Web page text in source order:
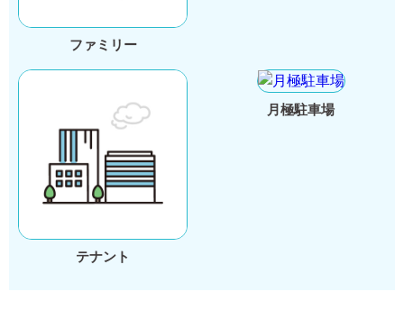
ファミリー
テナント
月極駐車場